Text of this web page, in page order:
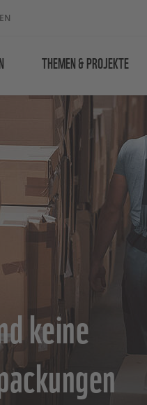
THEMEN & PROJEKTE
keine